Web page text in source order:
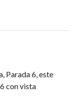
Parada 6, este
con vista